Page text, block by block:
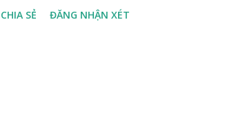
các nội dung công việc bảo trì
CHIA SẺ ĐĂNG NHẬN XÉT